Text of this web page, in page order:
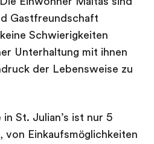
Gastfreundschaft
Schwierigkeiten
Unterhaltung mit ihnen
der Lebensweise zu
St. Julian’s ist nur 5
von Einkaufsmöglichkeiten